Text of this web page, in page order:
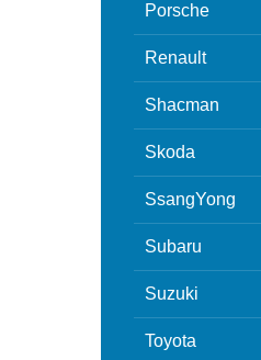
Porsche
Renault
Shacman
Skoda
SsangYong
Subaru
Suzuki
Toyota